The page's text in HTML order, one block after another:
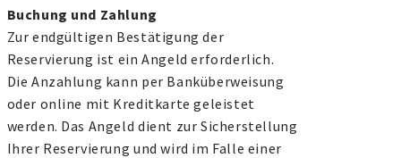
Buchung und Zahlung
Zur endgültigen Bestätigung der
Reservierung ist ein Angeld erforderlich.
Die Anzahlung kann per Banküberweisung
oder online mit Kreditkarte geleistet
werden. Das Angeld dient zur Sicherstellung
Ihrer Reservierung und wird im Falle einer